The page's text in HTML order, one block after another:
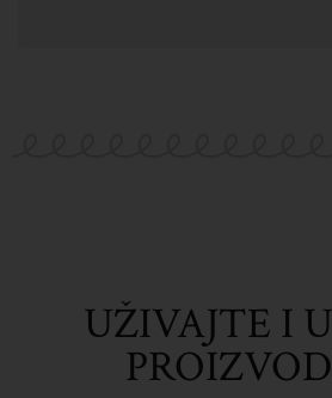
UŽIVAJTE I